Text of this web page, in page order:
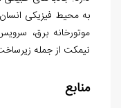
به محیط فیزیکی
موتورخانه برق،
نیمکت از جمله
منابع